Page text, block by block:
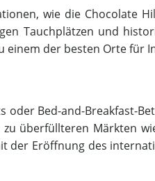
wie die Chocolate
Tauchplätzen und
der besten Orte
oder Bed-and-Breakfast-
überfüllteren Märkten
Eröffnung des